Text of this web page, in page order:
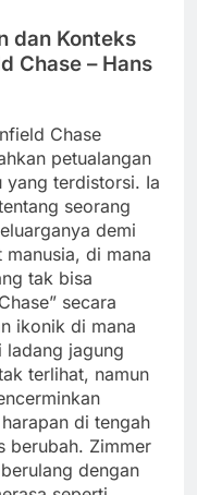
dan Konteks
Chase – Hans
Chase
petualangan
yang terdistorsi. Ia
seorang
demi
di mana
tak bisa
secara
ikonik di mana
ladang jagung
terlihat, namun
di tengah
berubah. Zimmer
dengan